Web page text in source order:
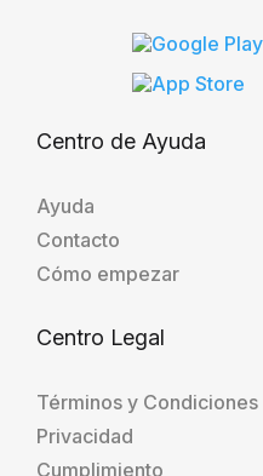
Centro de Ayuda
Ayuda
Contacto
Cómo empezar
Centro Legal
Términos y Condiciones
Privacidad
Cumplimiento